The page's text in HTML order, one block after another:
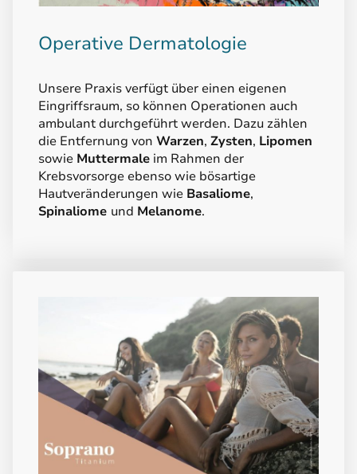
Operative Dermatologie
Unsere Praxis verfügt über einen eigenen
Eingriffsraum, so können Operationen auch
ambulant durchgeführt werden. Dazu zählen
die Entfernung von Warzen, Zysten, Lipomen
sowie Muttermale im Rahmen der
Krebsvorsorge ebenso wie bösartige
Hautveränderungen wie Basaliome,
Spinaliome und Melanome.